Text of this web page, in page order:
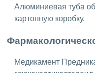
Алюминиевая туба
картонную коробку.
Медикамент